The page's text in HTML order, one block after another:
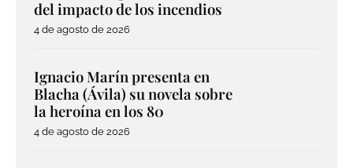
del impacto de los incendios
4 de agosto de 2026
Ignacio Marín presenta en
Blacha (Ávila) su novela sobre
la heroína en los 80
4 de agosto de 2026